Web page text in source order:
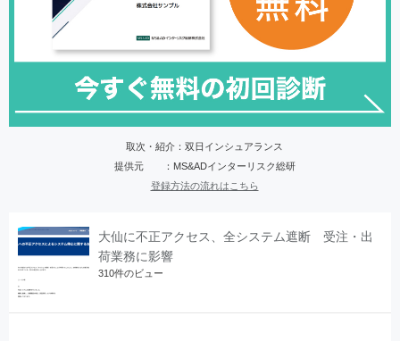
取次・紹介：双日インシュアランス
提供元 ：MS&ADインターリスク総研
登録方法の流れはこちら
大仙に不正アクセス、全システム遮断 受注・出
荷業務に影響
310件のビュー